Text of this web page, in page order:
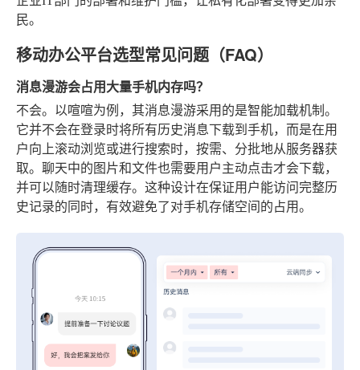
民。
移动办公平台选型常见问题（FAQ）
消息漫游会占用大量手机内存吗？
不会。以喧喧为例，其消息漫游采用的是智能加载机制。
它并不会在登录时将所有历史消息下载到手机，而是在用
户向上滚动浏览或进行搜索时，按需、分批地从服务器获
取。聊天中的图片和文件也需要用户主动点击才会下载，
并可以随时清理缓存。这种设计在保证用户能访问完整历
史记录的同时，有效避免了对手机存储空间的占用。